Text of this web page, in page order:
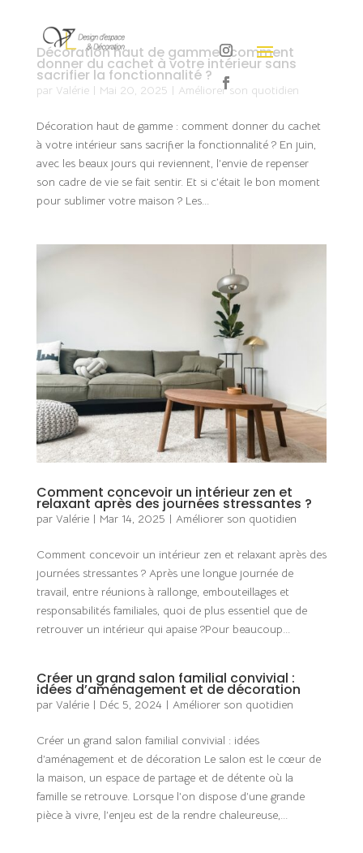
Décoration haut de gamme : comment
donner du cachet à votre intérieur sans
sacrifier la fonctionnalité ?
par Valérie| Mai 20, 2025 | Améliorer son quotidien
Décoration haut de gamme : comment donner du cachet
à votre intérieur sans sacrifier la fonctionnalité ? En juin,
avec les beaux jours qui reviennent, l’envie de repenser
son cadre de vie se fait sentir. Et si c’était le bon moment
pour sublimer votre maison ? Les...
Comment concevoir un intérieur zen et
relaxant après des journées stressantes ?
par Valérie| Mar 14, 2025 | Améliorer son quotidien
Comment concevoir un intérieur zen et relaxant après des
journées stressantes ? Après une longue journée de
travail, entre réunions à rallonge, embouteillages et
responsabilités familiales, quoi de plus essentiel que de
retrouver un intérieur qui apaise ?Pour beaucoup...
Créer un grand salon familial convivial :
idées d’aménagement et de décoration
par Valérie| Déc 5, 2024 | Améliorer son quotidien
Créer un grand salon familial convivial : idées
d’aménagement et de décoration Le salon est le cœur de
la maison, un espace de partage et de détente où la
famille se retrouve. Lorsque l’on dispose d’une grande
pièce à vivre, l’enjeu est de la rendre chaleureuse,...